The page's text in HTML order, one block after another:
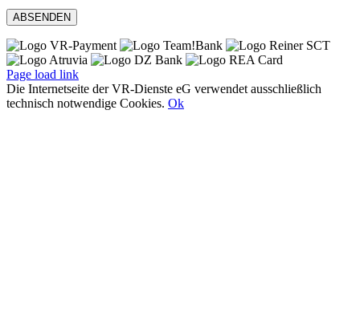
Page load link
Die Internetseite der VR-Dienste eG verwendet ausschließlich
technisch notwendige Cookies. Ok